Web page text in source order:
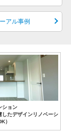
アル事例
ション
したデザインリノベーシ
）